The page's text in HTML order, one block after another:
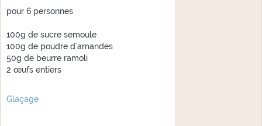
pour 6 personnes
100g de sucre semoule
100g de poudre d'amandes
50g de beurre ramoli
2 œufs entiers
Glaçage